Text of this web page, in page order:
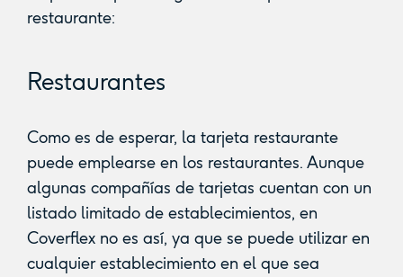
restaurante:
Restaurantes
Como es de esperar, la tarjeta restaurante
puede emplearse en los restaurantes. Aunque
algunas compañías de tarjetas cuentan con un
listado limitado de establecimientos, en
Coverflex no es así, ya que se puede utilizar en
cualquier establecimiento en el que sea